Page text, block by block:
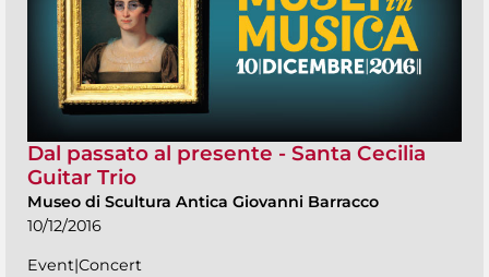
Dal passato al presente - Santa Cecilia
Guitar Trio
Museo di Scultura Antica Giovanni Barracco
10/12/2016
Event|Concert